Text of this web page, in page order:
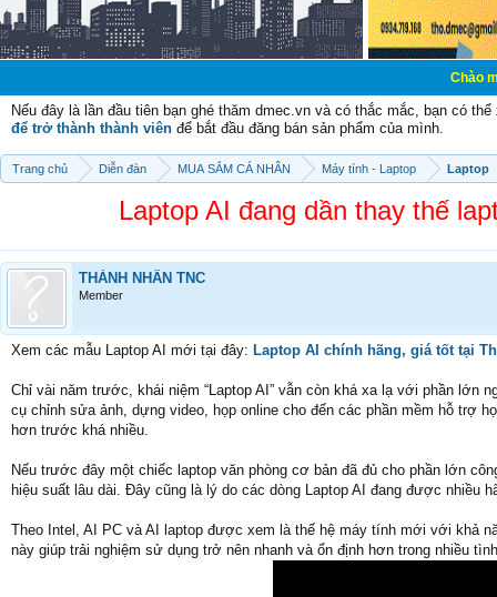
Chào mừng các
Nếu đây là lần đầu tiên bạn ghé thăm dmec.vn và có thắc mắc, bạn có
để trở thành thành viên để bắt đầu đăng bán sản phẩm của mình.
Trang chủ Diễn đàn MUA SẮM CÁ NHÂN Máy tính - Laptop Laptop
Laptop AI đang dần thay thế
THÀNH NHÂN TNC
Member
Xem các mẫu Laptop AI mới tại đây: Laptop AI chính hãng, giá tốt tại
Chỉ vài năm trước, khái niệm “Laptop AI” vẫn còn khá xa lạ với phần
cụ chỉnh sửa ảnh, dựng video, họp online cho đến các phần mềm hỗ trợ
hơn trước khá nhiều.
Nếu trước đây một chiếc laptop văn phòng cơ bản đã đủ cho phần lớn
hiệu suất lâu dài. Đây cũng là lý do các dòng Laptop AI đang được nhiều
Theo Intel, AI PC và AI laptop được xem là thế hệ máy tính mới với khả
này giúp trải nghiệm sử dụng trở nên nhanh và ổn định hơn trong nhiều